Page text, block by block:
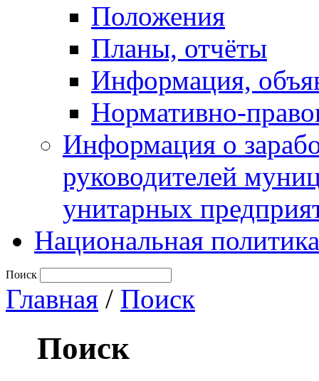
Положения
Планы, отчёты
Информация,
Нормативно-
Информация о
руководителей
унитарных
Национальная политика
Поиск
Главная / Поиск
Поиск